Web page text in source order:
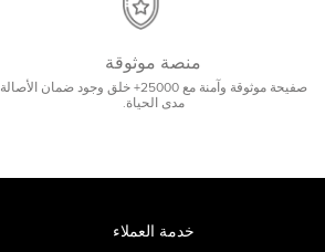
منصة موثوقة
صفيحة موثوقة وآمنة مع 25000+ خلق وجود ضمان الأصالة
مدى الحياة.
خدمة العملاء